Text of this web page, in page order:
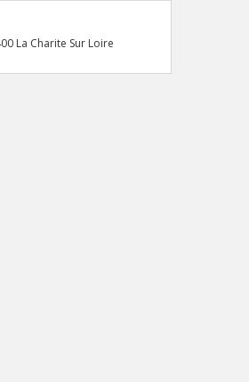
La Charite Sur Loire